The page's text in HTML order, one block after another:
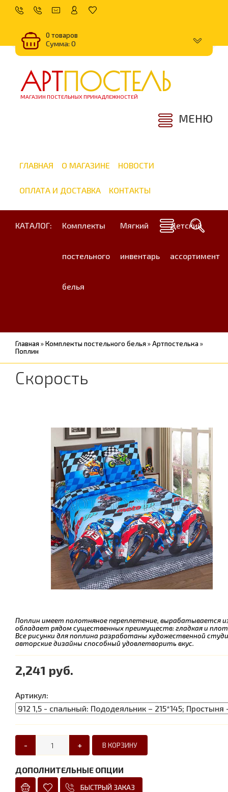
0 товаров
Сумма: 0
АРТПОСТЕЛЬ
МАГАЗИН ПОСТЕЛЬНЫХ ПРИНАДЛЕЖНОСТЕЙ
МЕНЮ
ГЛАВНАЯ О МАГАЗИНЕ НОВОСТИ
ОПЛАТА И ДОСТАВКА КОНТАКТЫ
КАТАЛОГ: Комплекты
постельного
белья
Мягкий
инвентарь
Детский
ассортимент
Главная»Комплекты постельного белья»Артпостелька »
Поплин
Скорость
Поплин имеет полотняное переплетение, вырабатывается
обладает рядом существенных преимуществ: гладкая и
Все рисунки для поплина разработаны художественной
авторские дизайны способный удовлетворить вкус.
2,241 руб.
Артикул:
- +
ДОПОЛНИТЕЛЬНЫЕ ОПЦИИ
БЫСТРЫЙ ЗАКАЗ